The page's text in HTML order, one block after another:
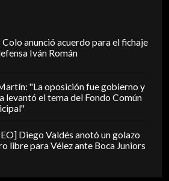
anunció acuerdo para el fichaje
Iván Román
"La oposición fue gobierno y
levantó el tema del Fondo Común
Diego Valdés anotó un golazo
libre para Vélez ante Boca Juniors